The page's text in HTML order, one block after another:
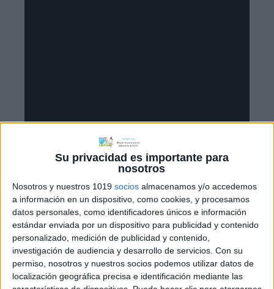
Su privacidad es importante para
nosotros
Nosotros y nuestros 1019 socios almacenamos y/o accedemos
a información en un dispositivo, como cookies, y procesamos
datos personales, como identificadores únicos e información
estándar enviada por un dispositivo para publicidad y contenido
personalizado, medición de publicidad y contenido,
investigación de audiencia y desarrollo de servicios. Con su
permiso, nosotros y nuestros socios podemos utilizar datos de
localización geográfica precisa e identificación mediante las
Comparte esto:
Archivado en: Canal AulaPT ,
Vocabulario